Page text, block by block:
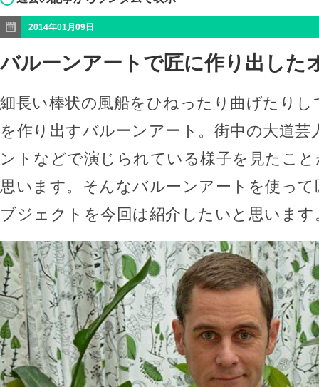
2014年01月09日
バルーンアートで匠に作り出した
細長い棒状の風船をひねったり曲げたり
を作り出すバルーンアート。街中の大道芸
ントなどで演じられている様子を見たこ
思います。そんなバルーンアートを使っ
ブジェクトを今回は紹介したいと思います